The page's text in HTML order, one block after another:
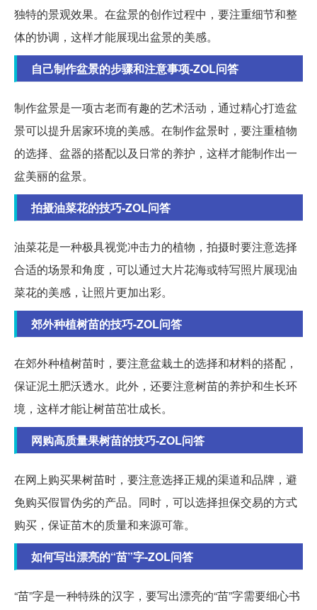
独特的景观效果。在盆景的创作过程中，要注重细节和整
体的协调，这样才能展现出盆景的美感。
自己制作盆景的步骤和注意事项-ZOL问答
制作盆景是一项古老而有趣的艺术活动，通过精心打造盆
景可以提升居家环境的美感。在制作盆景时，要注重植物
的选择、盆器的搭配以及日常的养护，这样才能制作出一
盆美丽的盆景。
拍摄油菜花的技巧-ZOL问答
油菜花是一种极具视觉冲击力的植物，拍摄时要注意选择
合适的场景和角度，可以通过大片花海或特写照片展现油
菜花的美感，让照片更加出彩。
郊外种植树苗的技巧-ZOL问答
在郊外种植树苗时，要注意盆栽土的选择和材料的搭配，
保证泥土肥沃透水。此外，还要注意树苗的养护和生长环
境，这样才能让树苗茁壮成长。
网购高质量果树苗的技巧-ZOL问答
在网上购买果树苗时，要注意选择正规的渠道和品牌，避
免购买假冒伪劣的产品。同时，可以选择担保交易的方式
购买，保证苗木的质量和来源可靠。
如何写出漂亮的“苗”字-ZOL问答
“苗”字是一种特殊的汉字，要写出漂亮的“苗”字需要细心书